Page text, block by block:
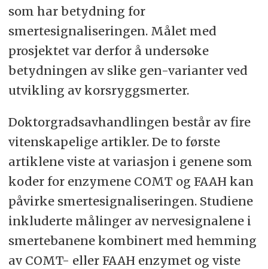
som har betydning for
smertesignaliseringen. Målet med
prosjektet var derfor å undersøke
betydningen av slike gen-varianter ved
utvikling av korsryggsmerter.
Doktorgradsavhandlingen består av fire
vitenskapelige artikler. De to første
artiklene viste at variasjon i genene som
koder for enzymene COMT og FAAH kan
påvirke smertesignaliseringen. Studiene
inkluderte målinger av nervesignalene i
smertebanene kombinert med hemming
av COMT- eller FAAH enzymet og viste